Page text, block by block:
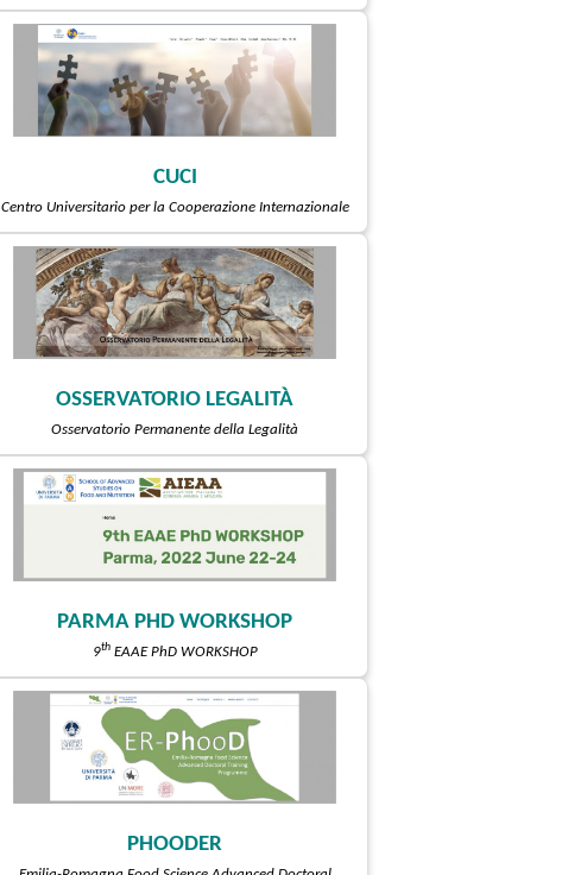
CUCI
Centro Universitario per la Cooperazione Internazionale
OSSERVATORIO LEGALITÀ
Osservatorio Permanente della Legalità
PARMA PHD WORKSHOP
9thEAAE PhD WORKSHOP
PHOODER